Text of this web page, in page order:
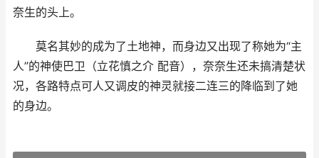
奈生的头上。
莫名其妙的成为了土地神，而身边又出现了称她为“主
人”的神使巴卫（立花慎之介 配音），奈奈生还未搞清楚状
况，各路特点可人又调皮的神灵就接二连三的降临到了她
的身边。